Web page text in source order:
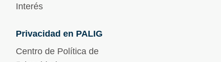
Interés
Privacidad en PALIG
Centro de Política de